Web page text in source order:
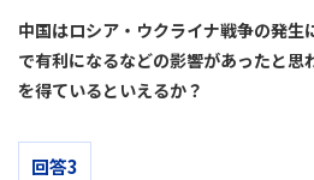
中国はロシア・ウクライナ戦争の発生
で有利になるなどの影響があったと思
を得ているといえるか？
回答3